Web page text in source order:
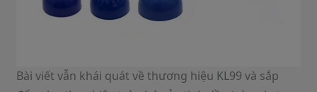
Bài viết vẫn khái quát về thương hiệu KL99 và sắp